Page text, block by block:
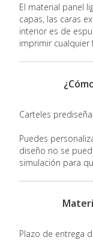
El material panel
capas, las caras
interior es de
imprimir cualquier
Carteles
Puedes
diseño no se
simulación para
Plazo de entrega